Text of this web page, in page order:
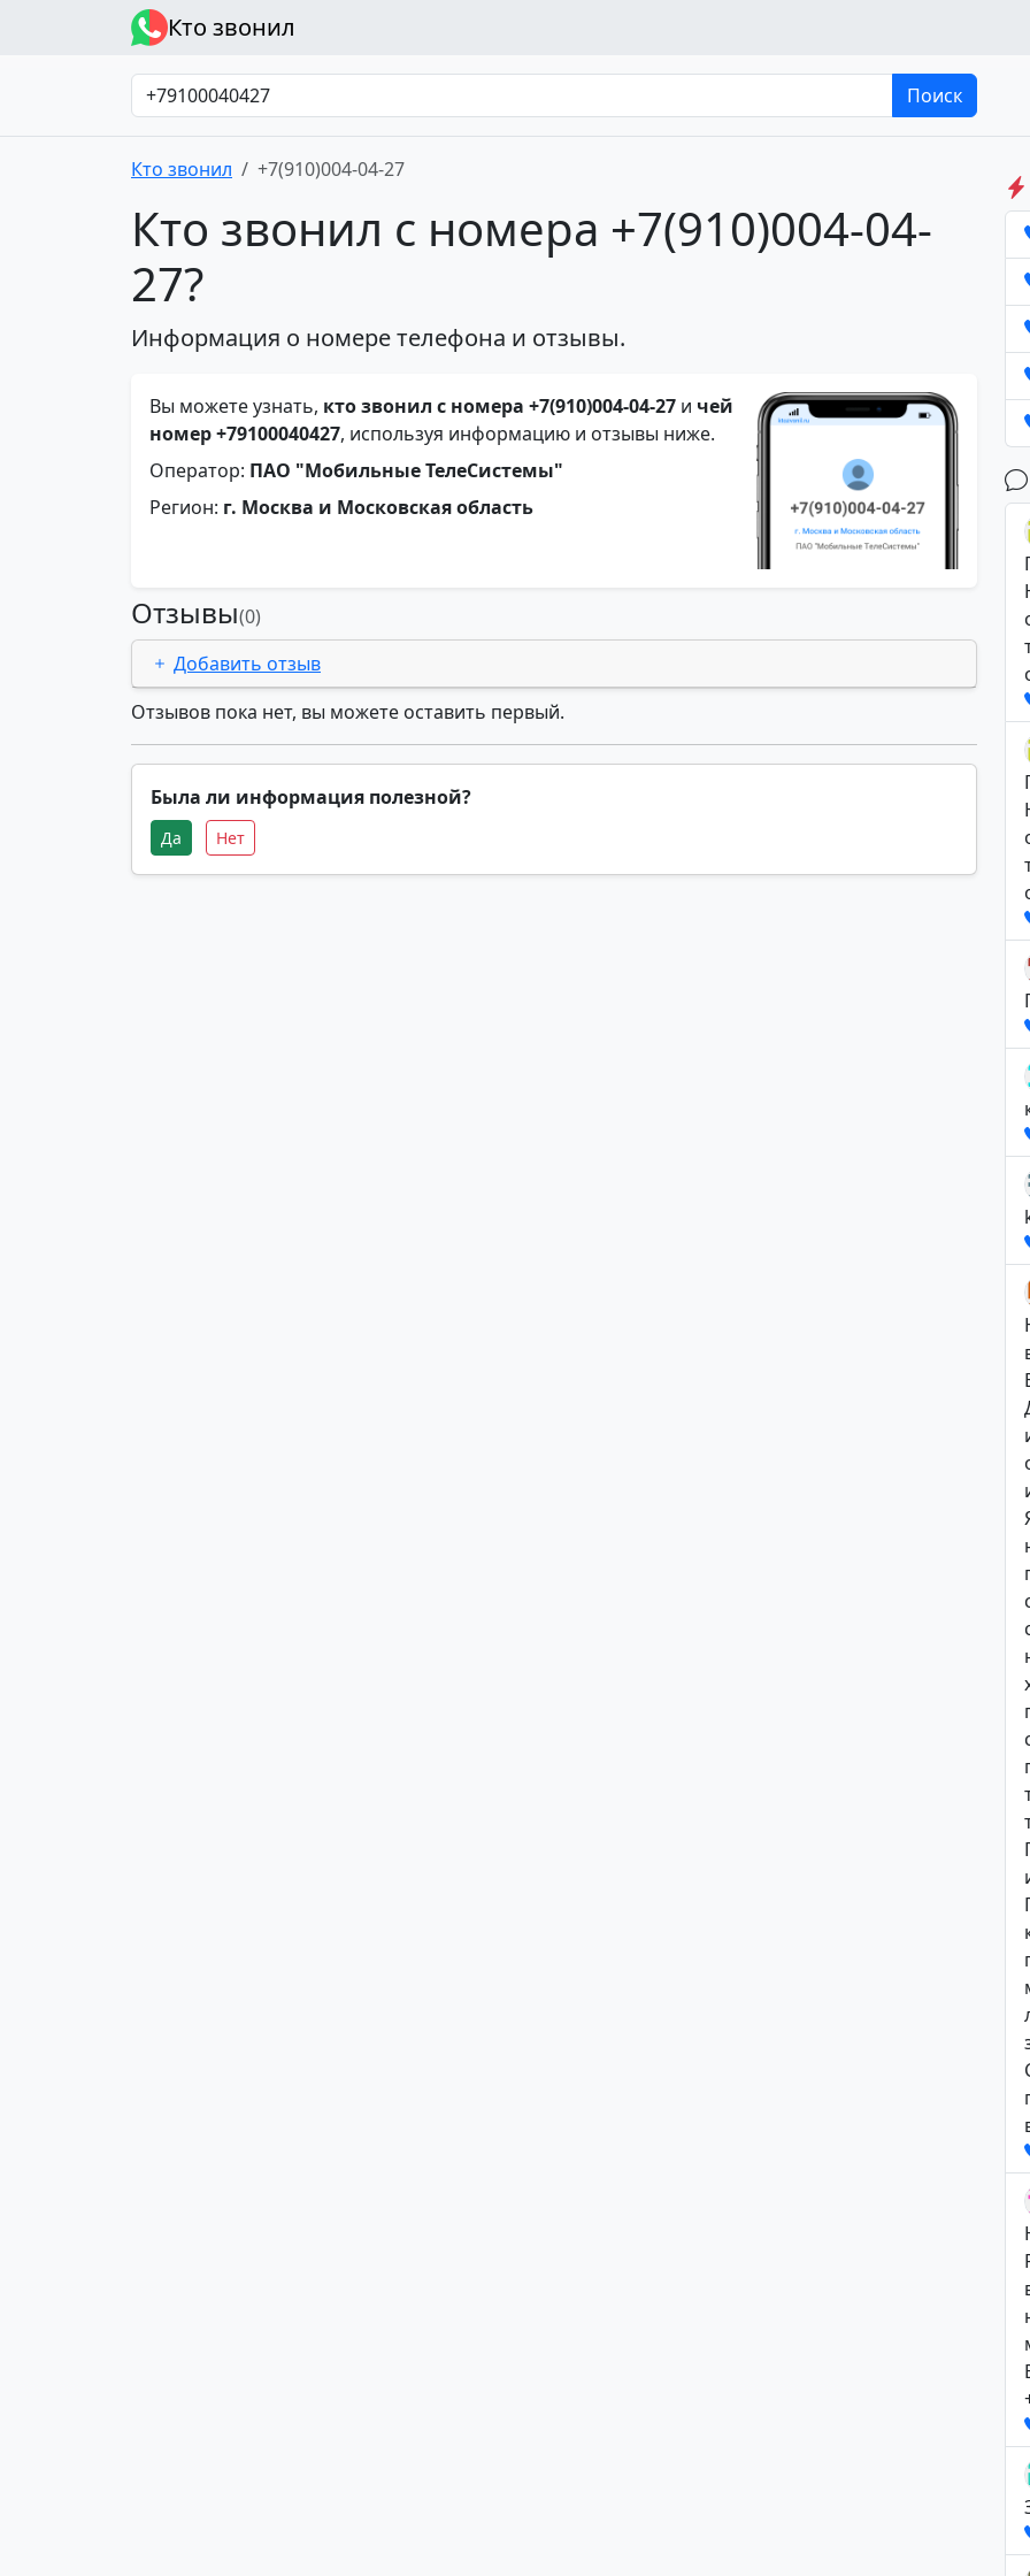
Кто звонил
Поиск
Кто звонил +7(910)004-04-27
Кто звонил с номера +7(910)004-04-
27?
Информация о номере телефона и отзывы.
Вы можете узнать, кто звонил с номера +7(910)004-04-27 и чей
номер +79100040427, используя информацию и отзывы ниже.
Оператор: ПАО "Мобильные ТелеСистемы"
Регион: г. Москва и Московская область
Отзывы(0)
Добавить отзыв
Отзывов пока нет, вы можете оставить первый.
Была ли информация полезной?
Да Нет